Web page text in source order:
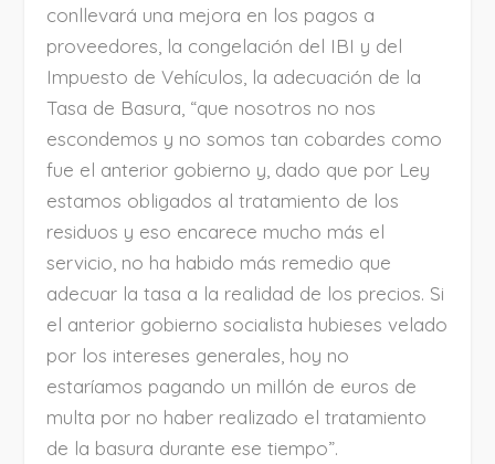
conllevará una mejora en los pagos a
proveedores, la congelación del IBI y del
Impuesto de Vehículos, la adecuación de la
Tasa de Basura, “que nosotros no nos
escondemos y no somos tan cobardes como
fue el anterior gobierno y, dado que por Ley
estamos obligados al tratamiento de los
residuos y eso encarece mucho más el
servicio, no ha habido más remedio que
adecuar la tasa a la realidad de los precios. Si
el anterior gobierno socialista hubieses velado
por los intereses generales, hoy no
estaríamos pagando un millón de euros de
multa por no haber realizado el tratamiento
de la basura durante ese tiempo”.